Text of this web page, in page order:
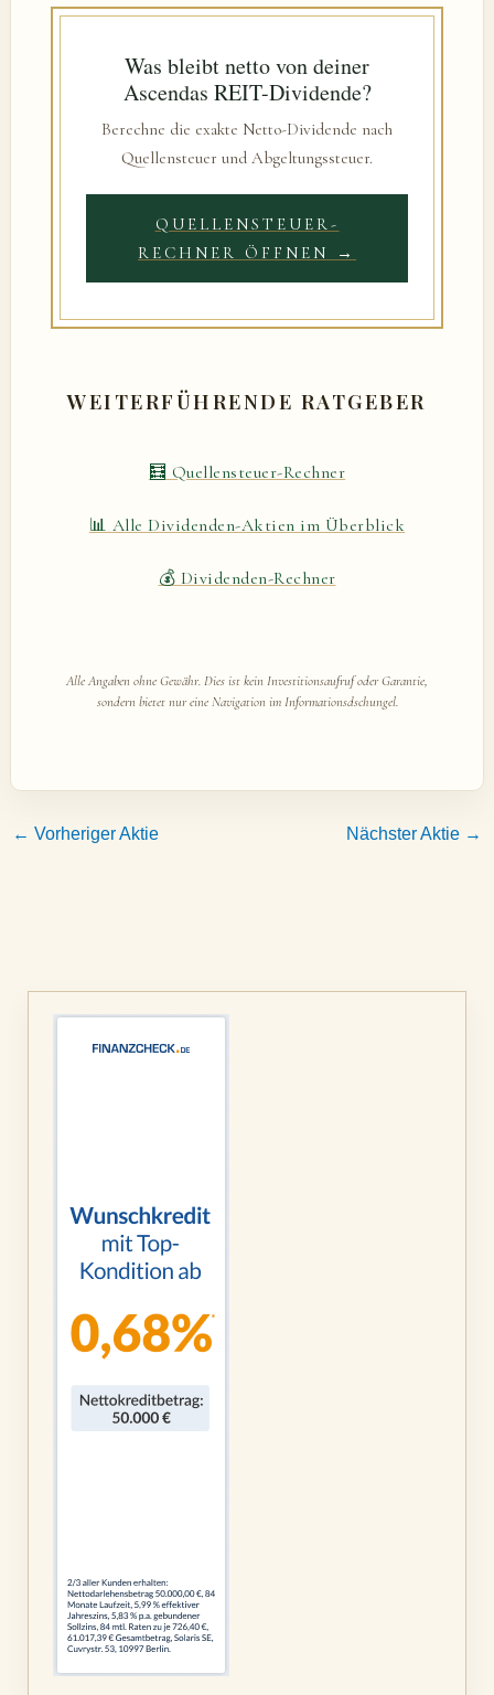
Was bleibt netto von deiner
Ascendas REIT-Dividende?
Berechne die exakte Netto-Dividende nach
Quellensteuer und Abgeltungssteuer.
QUELLENSTEUER-
RECHNER ÖFFNEN →
WEITERFÜHRENDE RATGEBER
🧮 Quellensteuer-Rechner
📊 Alle Dividenden-Aktien im Überblick
💰 Dividenden-Rechner
Alle Angaben ohne Gewähr. Dies ist kein Investitionsaufruf oder Garantie,
sondern bietet nur eine Navigation im Informationsdschungel.
← Vorheriger Aktie Nächster Aktie →